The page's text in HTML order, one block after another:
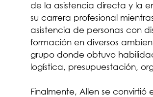
de la asistencia directa y la
su carrera profesional
asistencia de personas con
formación en diversos
grupo donde obtuvo
logística, presupuestación,
Finalmente, Allen se